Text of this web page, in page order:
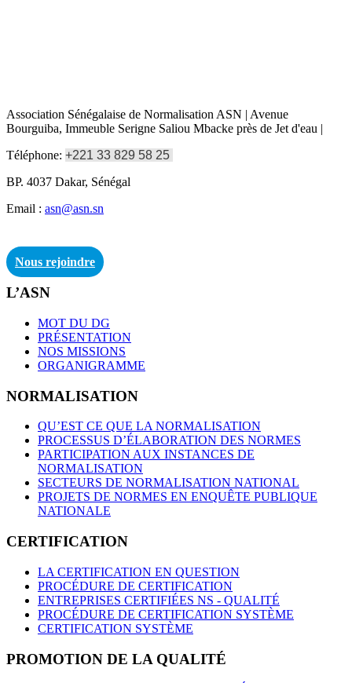
Association Sénégalaise de Normalisation ASN | Avenue
Bourguiba, Immeuble Serigne Saliou Mbacke près de Jet d'eau |
Téléphone: +221 33 829 58 25
BP. 4037 Dakar, Sénégal
Email : asn@asn.sn
Nous rejoindre
L’ASN
MOT DU DG
PRÉSENTATION
NOS MISSIONS
ORGANIGRAMME
NORMALISATION
QU’EST CE QUE LA NORMALISATION
PROCESSUS D’ÉLABORATION DES NORMES
PARTICIPATION AUX INSTANCES DE
NORMALISATION
SECTEURS DE NORMALISATION NATIONAL
PROJETS DE NORMES EN ENQUÊTE PUBLIQUE
NATIONALE
CERTIFICATION
LA CERTIFICATION EN QUESTION
PROCÉDURE DE CERTIFICATION
ENTREPRISES CERTIFIÉES NS - QUALITÉ
PROCÉDURE DE CERTIFICATION SYSTÈME
CERTIFICATION SYSTÈME
PROMOTION DE LA QUALITÉ